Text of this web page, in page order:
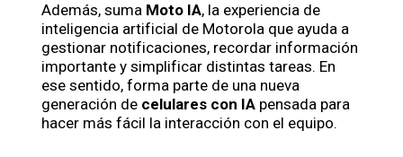
Además, suma Moto IA, la experiencia de
inteligencia artificial de Motorola que ayuda a
gestionar notificaciones, recordar información
importante y simplificar distintas tareas. En
ese sentido, forma parte de una nueva
generación de celulares con IA pensada para
hacer más fácil la interacción con el equipo.